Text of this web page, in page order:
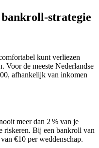
bankroll‑strategie
kunt verliezen
Voor de meeste Nederlandse
afhankelijk van inkomen
meer dan 2 % van je
riskeren. Bij een bankroll van
€10 per weddenschap.